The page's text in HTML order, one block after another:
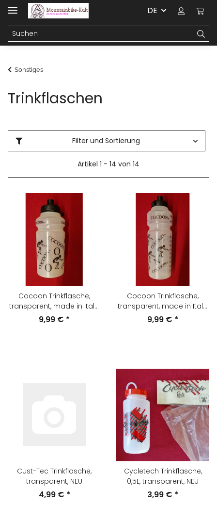
DE
Sonstiges
Trinkflaschen
Filter und Sortierung
Artikel 1 - 14 von 14
Cocoon Trinkflasche,
transparent, made in Italy,
500ml, NEU
9,99 € *
Cocoon Trinkflasche,
transparent, made in Italy,
750ml, NEU
9,99 € *
Cust-Tec Trinkflasche,
transparent, NEU
4,99 € *
Cycletech Trinkflasche,
0,5L, transparent, NEU
3,99 € *